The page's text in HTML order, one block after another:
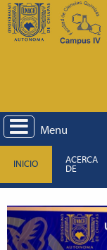
Menu
INICIO
ACERCA
DE